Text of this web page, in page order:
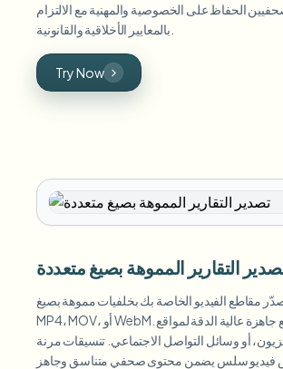
الحفاظ على الخصوصية والمهنية مع الالتزام
Try Now
التقارير المموهة بصيغ متعددة
صدّر مقاطع الفيديو الخاصة بك بخلفيات مموهة بصيغ
MP4، MOV، أو WebM. تقدم أداتنا مقاطع جاهزة عالية الدقة لمواقع
أو وسائل التواصل الاجتماعي. تنسيقات مرنة
فيديو سلس يضمن محتوى صحفي متناسق وجاهز